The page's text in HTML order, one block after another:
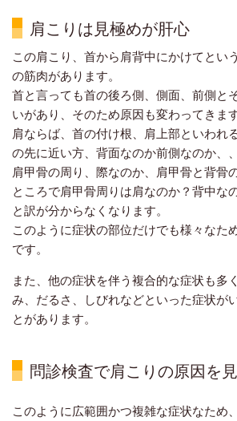
肩こりは見極めが肝心
この肩こり、首から肩背中にかけてとい
の筋肉があります。
首と言っても首の後ろ側、側面、前側と
いがあり、そのため原因も変わってきます
肩ならば、首の付け根、肩上部といわれ
の先に近い方、背面なのか前側なのか、、
肩甲骨の周り、際なのか、肩甲骨と背骨
ところで肩甲骨周りは肩なのか？背中な
と訳が分からなくなります。
このように症状の部位だけでも様々なた
です。
また、他の症状を伴う複合的な症状も多
み、だるさ、しびれなどといった症状が
とがあります。
問診検査で肩こりの原因を
このように広範囲かつ複雑な症状なため